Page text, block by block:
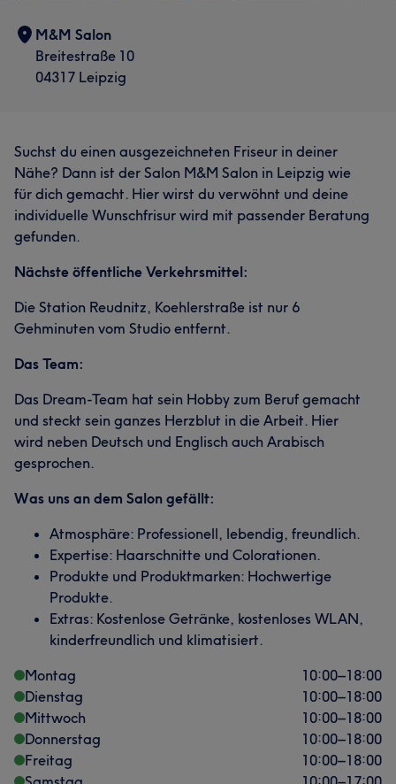
M&M Salon
Breitestraße 10
04317 Leipzig
Suchst du einen ausgezeichneten Friseur in deiner
Nähe? Dann ist der Salon M&M Salon in Leipzig wie
für dich gemacht. Hier wirst du verwöhnt und deine
individuelle Wunschfrisur wird mit passender Beratung
gefunden.
Nächste öffentliche Verkehrsmittel:
Die Station Reudnitz, Koehlerstraße ist nur 6
Gehminuten vom Studio entfernt.
Das Team:
Das Dream-Team hat sein Hobby zum Beruf gemacht
und steckt sein ganzes Herzblut in die Arbeit. Hier
wird neben Deutsch und Englisch auch Arabisch
gesprochen.
Was uns an dem Salon gefällt:
Atmosphäre: Professionell, lebendig, freundlich.
Expertise: Haarschnitte und Colorationen.
Produkte und Produktmarken: Hochwertige
Produkte.
Extras: Kostenlose Getränke, kostenloses WLAN,
kinderfreundlich und klimatisiert.
Montag
10:00–18:00
Dienstag
10:00–18:00
Mittwoch
10:00–18:00
Donnerstag
10:00–18:00
Freitag
10:00–18:00